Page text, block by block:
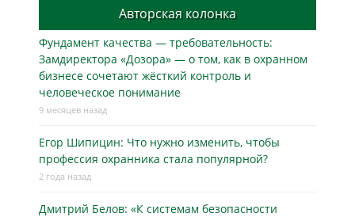
Авторская колонка
Фундамент качества — требовательность:
Замдиректора «Дозора» — о том, как в охранном
бизнесe сочетают жёсткий контроль и
человеческое понимание
9 месяцев назад
Егор Шипицин: Что нужно изменить, чтобы
профессия охранника стала популярной?
2 года назад
Дмитрий Белов: «К системам безопасности